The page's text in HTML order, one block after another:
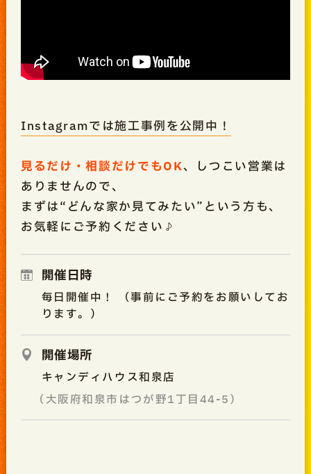
Instagramでは施工事例を公開中！
見るだけ・相談だけでもOK、しつこい営業は
ありませんので、
まずは“どんな家か見てみたい”という方も、
お気軽にご予約ください♪
開催日時
毎日開催中！ （事前にご予約をお願いしてお
ります。）
開催場所
キャンディハウス和泉店
（大阪府和泉市はつが野1丁目44-5）